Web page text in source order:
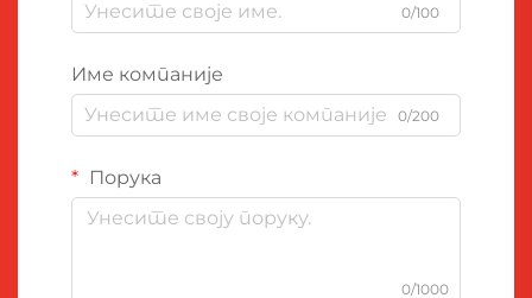
0/100
Име компаније
0/200
Порука
0/1000